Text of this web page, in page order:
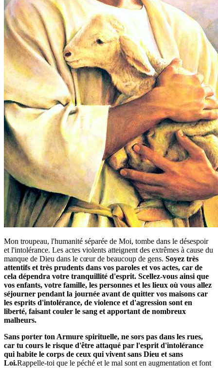
Mon troupeau, l'humanité séparée de Moi, tombe dans le désespoir
et l'intolérance. Les actes violents atteignent des extrêmes à cause du
manque de Dieu dans le cœur de beaucoup de gens. Soyez très
attentifs et très prudents dans vos paroles et vos actes, car de
cela dépendra votre tranquillité d'esprit. Scellez-vous ainsi que
vos enfants, votre famille, les personnes et les lieux où vous allez
séjourner pendant la journée avant de quitter vos maisons car
les esprits d'intolérance, de violence et d'agression sont en
liberté, faisant couler le sang et apportant de nombreux
malheurs.
Sans porter ton Armure spirituelle, ne sors pas dans les rues,
car tu cours le risque d'être attaqué par l'esprit d'intolérance
qui habite le corps de ceux qui vivent sans Dieu et sans
Loi.Rappelle-toi que le péché et le mal sont en augmentation et font